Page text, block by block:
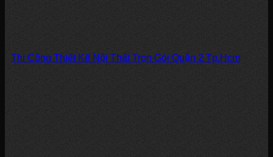
Thi Công Thiết Kế Nội Thất Trọn Gói Quận 2 Tp.Hcm